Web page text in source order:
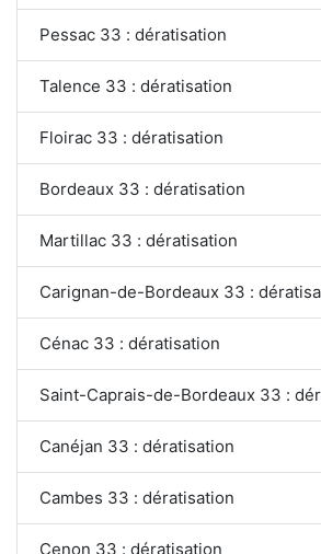
Pessac 33 : dératisation
Talence 33 : dératisation
Floirac 33 : dératisation
Bordeaux 33 : dératisation
Martillac 33 : dératisation
Carignan-de-Bordeaux 33 :
Cénac 33 : dératisation
Saint-Caprais-de-Bordeaux 33 :
Canéjan 33 : dératisation
Cambes 33 : dératisation
Cenon 33 : dératisation